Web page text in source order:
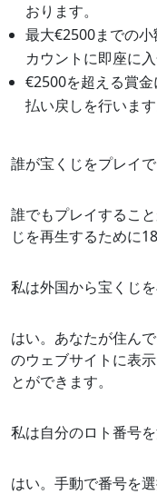
おります。
最大€2500までの
カウントに即座に入
€2500を超える賞
払い戻しを行います
誰が宝くじをプレイ
誰でもプレイするこ
じを再生するために
私は外国から宝くじ
はい。あなたが住ん
のウェブサイトに表
とができます。
私は自分のロト番号
はい。手動で番号を